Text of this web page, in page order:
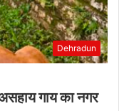
Dehradun
गाय का नगर